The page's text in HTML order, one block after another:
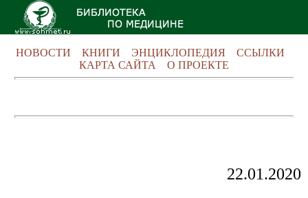
НОВОСТИ КНИГИ ЭНЦИКЛОПЕДИЯ
ССЫЛКИ
КАРТА САЙТА
О ПРОЕКТЕ
22.01.2020